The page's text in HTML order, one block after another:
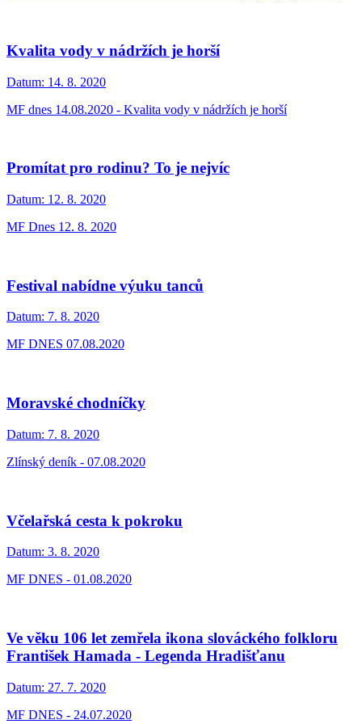
Kvalita vody v nádržích je horší
Datum: 14. 8. 2020
MF dnes 14.08.2020 - Kvalita vody v nádržích je horší
Promítat pro rodinu? To je nejvíc
Datum: 12. 8. 2020
MF Dnes 12. 8. 2020
Festival nabídne výuku tanců
Datum: 7. 8. 2020
MF DNES 07.08.2020
Moravské chodníčky
Datum: 7. 8. 2020
Zlínský deník - 07.08.2020
Včelařská cesta k pokroku
Datum: 3. 8. 2020
MF DNES - 01.08.2020
Ve věku 106 let zemřela ikona slováckého folkloru
František Hamada - Legenda Hradišťanu
Datum: 27. 7. 2020
MF DNES - 24.07.2020